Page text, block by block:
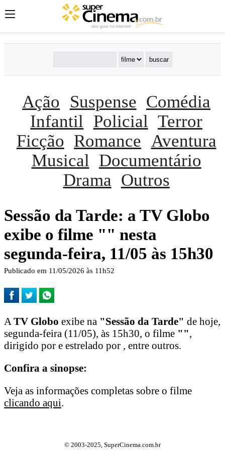
Ação Suspense Comédia
Infantil
Policial Terror
Ficção Romance Aventura
Musical
Documentário
Drama Outros
Sessão da Tarde: a TV Globo
exibe o filme "" nesta
segunda-feira, 11/05 às 15h30
Publicado em 11/05/2026 às 11h52
A TV Globo exibe na "Sessão da Tarde" de hoje,
segunda-feira (11/05), às 15h30, o filme "",
dirigido por e estrelado por , entre outros.
Confira a sinopse:
Veja as informações completas sobre o filme
clicando aqui.
© 2003-2025, SuperCinema.com.br